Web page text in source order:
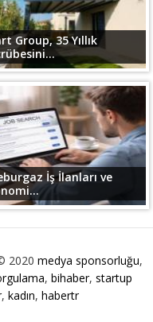
Group, 35 Yıllık
İş İlanları ve
2020 medya sponsorluğu,
, bihaber, startup
, kadın, habertr